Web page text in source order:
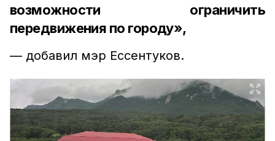
возможности ограничить
передвижения по городу»,
— добавил мэр Ессентуков.